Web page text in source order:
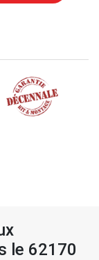
le 62170